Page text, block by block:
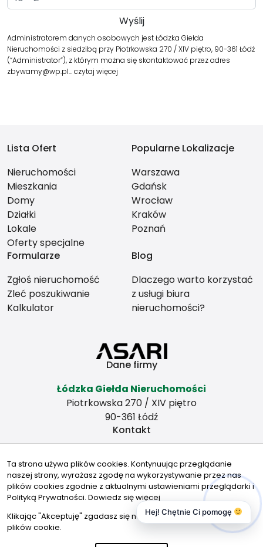
Administratorem danych osobowych jest Łódzka Giełda
Nieruchomości z siedzibą przy Piotrkowska 270 / XIV piętro, 90-361 Łódź
(“Administrator”), z którym można się skontaktować przez adres
zbywamy@wp.pl…czytaj więcej
Lista Ofert
Nieruchomości
Mieszkania
Domy
Działki
Lokale
Oferty specjalne
Popularne Lokalizacje
Warszawa
Gdańsk
Wrocław
Kraków
Poznań
Formularze
Zgłoś nieruchomość
Zleć poszukiwanie
Kalkulator
Blog
Dlaczego warto korzystać
z usługi biura
nieruchomości?
Dane firmy
Łódzka Giełda Nieruchomości
Piotrkowska 270 / XIV piętro
90-361 Łódź
Kontakt
501378617
Znajdziesz nas tu
Ta strona używa plików cookies. Kontynuując przeglądanie
naszej strony, wyrażasz zgodę na wykorzystywanie przez nas
plików cookies zgodnie z aktualnymi ustawieniami przeglądarki i
Polityką Prywatności. Dowiedz się więcej
Klikając "Akceptuję" zgadasz się na wykorzystywanie przez nas
plików cookie.
Hej! Chętnie Ci pomogę